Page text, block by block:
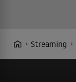
Streaming